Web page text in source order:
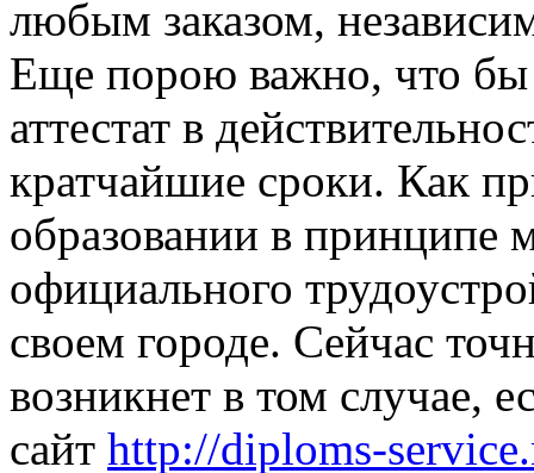
любым заказом,
Еще порою важно, что
аттестат в
кратчайшие сроки. Как
образовании в принципе
официального
своем городе. Сейчас
возникнет в том случае,
сайт http://diploms-